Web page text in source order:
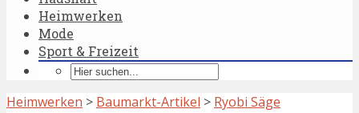
Heimwerken
Mode
Sport & Freizeit
Heimwerken > Baumarkt-Artikel > Ryobi Säge